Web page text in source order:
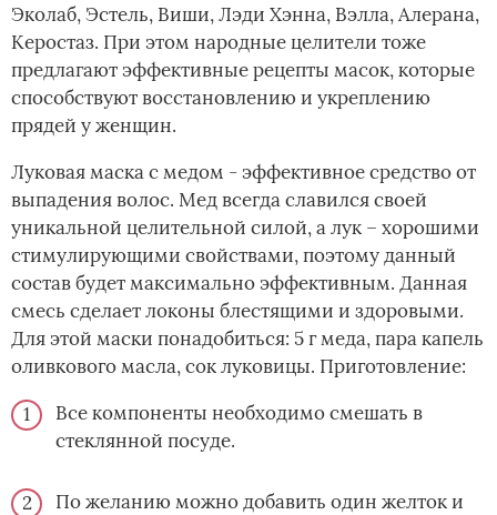
Эколаб, Эстель, Виши, Лэди Хэнна, Вэлла, Алерана,
Керостаз. При этом народные целители тоже
предлагают эффективные рецепты масок, которые
способствуют восстановлению и укреплению
прядей у женщин.
Луковая маска с медом - эффективное средство от
выпадения волос. Мед всегда славился своей
уникальной целительной силой, а лук – хорошими
стимулирующими свойствами, поэтому данный
состав будет максимально эффективным. Данная
смесь сделает локоны блестящими и здоровыми.
Для этой маски понадобиться: 5 г меда, пара капель
оливкового масла, сок луковицы. Приготовление:
Все компоненты необходимо смешать в
стеклянной посуде.
По желанию можно добавить один желток и